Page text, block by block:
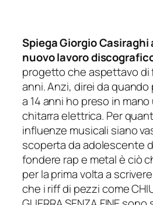
Spiega Giorgio Casiraghi
nuovo lavoro
progetto che aspettavo di
anni. Anzi, direi da quando
a 14 anni ho preso in
chitarra elettrica. Per
influenze musicali siano
scoperta da adolescente
fondere rap e metal è ciò
per la prima volta a
che i riff di pezzi come